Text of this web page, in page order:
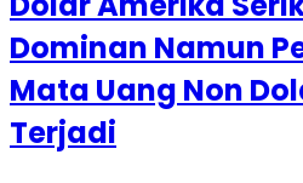
Dominan Namun
Mata Uang Non
Terjadi